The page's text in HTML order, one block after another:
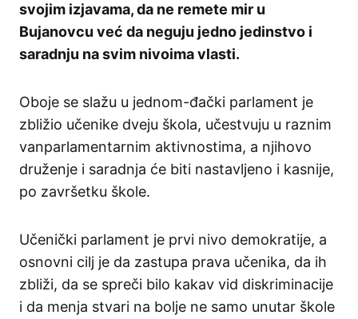
svojim izjavama, da ne remete mir u
Bujanovcu već da neguju jedno jedinstvo i
saradnju na svim nivoima vlasti.
Oboje se slažu u jednom-đački parlament je
zbližio učenike dveju škola, učestvuju u raznim
vanparlamentarnim aktivnostima, a njihovo
druženje i saradnja će biti nastavljeno i kasnije,
po završetku škole.
Učenički parlament je prvi nivo demokratije, a
osnovni cilj je da zastupa prava učenika, da ih
zbliži, da se spreči bilo kakav vid diskriminacije
i da menja stvari na bolje ne samo unutar škole